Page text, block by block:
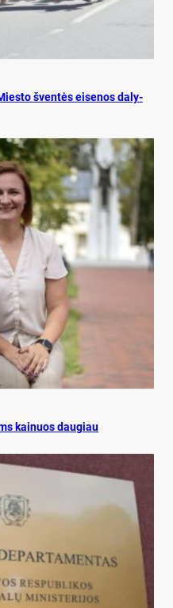
šven­tės ei­se­nos da­ly­
kai­nuos dau­giau